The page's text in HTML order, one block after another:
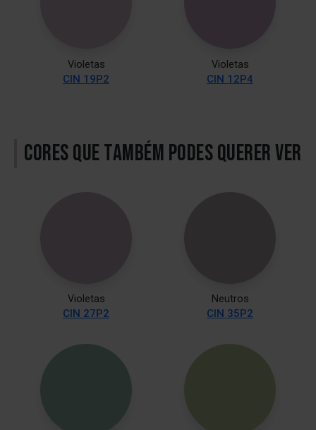
Violetas
CIN 19P2
Violetas
CIN 12P4
CORES QUE TAMBÉM PODES QUERER VER
Violetas
CIN 27P2
Neutros
CIN 35P2